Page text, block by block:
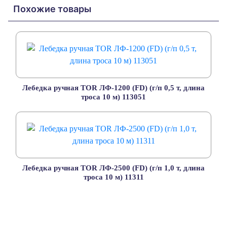
Похожие товары
Лебедка ручная TOR ЛФ-1200 (FD) (г/п 0,5 т, длина
троса 10 м) 113051
Лебедка ручная TOR ЛФ-2500 (FD) (г/п 1,0 т, длина
троса 10 м) 11311